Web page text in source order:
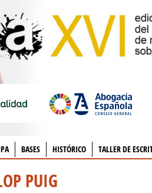
BASES HISTÓRICO TALLER DE
PUIG